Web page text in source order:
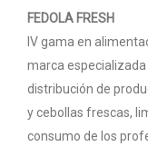
FEDOLA FRESH
IV gama en
marca
distribución de
y cebollas frescas,
consumo de los